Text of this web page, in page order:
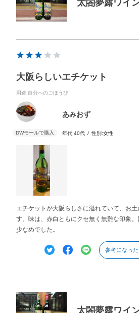
太閤夢露ワイ
大阪らしいエチケット
用途:自分へのごほうび
あみおず
年代:40代 性別:女性
エチケットが大阪らしさに溢れていて、お
す。味は、赤白ともにクセ無く無難な印象
少なめでした。
参考になった
太閤夢露ワイ